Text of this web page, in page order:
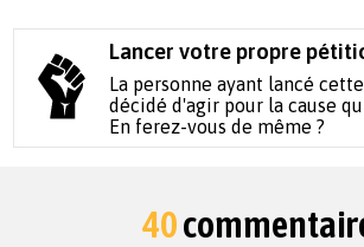
Lancer votre propre
La personne ayant lancé
décidé d'agir pour la cause
En ferez-vous de même ?
40